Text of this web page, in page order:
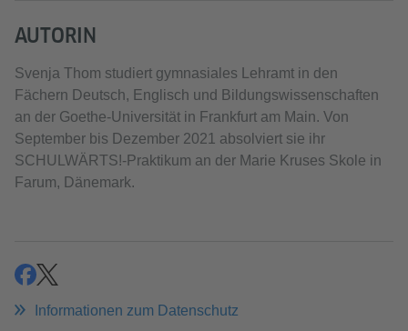
AUTORIN
Svenja Thom studiert gymnasiales Lehramt in den
Fächern Deutsch, Englisch und Bildungswissenschaften
an der Goethe-Universität in Frankfurt am Main. Von
September bis Dezember 2021 absolviert sie ihr
SCHULWÄRTS!-Praktikum an der Marie Kruses Skole in
Farum, Dänemark.
teilenteilen
Informationen zum Datenschutz